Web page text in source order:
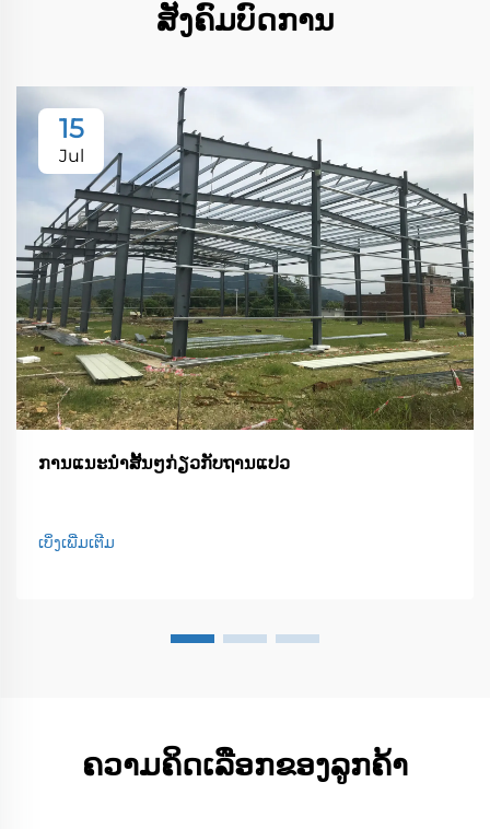
ສັງຄົມບົດການ
15
Jul
ການແນະນຳສັ້ນໆກ່ຽວກັບຖານແປວ
ເບິ່ງເພີ່ມເຕີມ
ຄວາມຄິດເລືອກຂອງລູກຄ້າ